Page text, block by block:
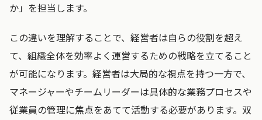
か」を担当します。
この違いを理解することで、経営者は自らの役割を超え
て、組織全体を効率よく運営するための戦略を立てること
が可能になります。経営者は大局的な視点を持つ一方で、
マネージャーやチームリーダーは具体的な業務プロセスや
従業員の管理に焦点をあてて活動する必要があります。双